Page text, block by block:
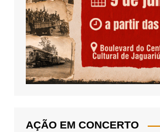
AÇÃO EM CONCERTO